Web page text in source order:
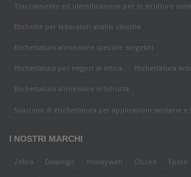
Tracciamento ed identificazione per le strutture
Etichette per laboratori analisi cliniche
Etichettatura alimentare speciale surgelati
Etichettatura per negozi di ottica Etichettatura
Etichettatura alimentare ortofrutta
Soluzioni di etichettatura per applicazioni sanitarie e
I NOSTRI MARCHI
Zebra Datalogic Honeywell Citizen Epson